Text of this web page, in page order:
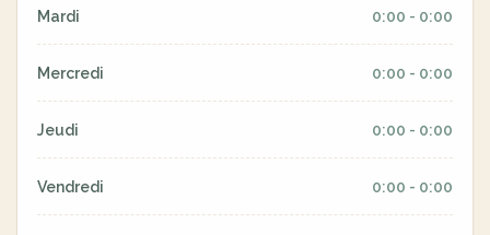
Mardi 0:00 - 0:00
Mercredi 0:00 - 0:00
Jeudi 0:00 - 0:00
Vendredi 0:00 - 0:00